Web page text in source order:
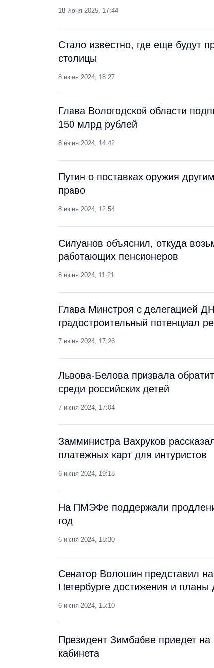
18 июня 2025, 17:44
Стало известно, где еще будут
столицы
8 июня 2024, 18:27
Глава Вологодской области
150 млрд рублей
8 июня 2024, 14:42
Путин о поставках оружия
право
8 июня 2024, 12:54
Силуанов объяснил, откуда
работающих пенсионеров
8 июня 2024, 11:21
Глава Минстроя с делегацией
градостроительный потенциал
7 июня 2024, 17:26
Львова-Белова призвала
среди российских детей
7 июня 2024, 17:04
Замминистра Вахруков
платежных карт для интуристов
6 июня 2024, 19:18
На ПМЭФе поддержали
год
6 июня 2024, 18:30
Сенатор Волошин представил
Петербурге достижения и
6 июня 2024, 15:10
Президент Зимбабве приедет
кабинета